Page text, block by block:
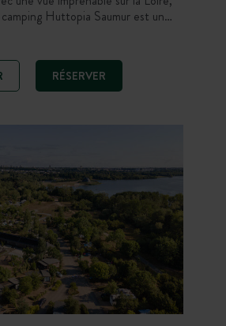
Huttopia Saumur est un
et patrimoine, profitez d’un
alliant détente et découverte
un cadre exceptionnel.
RÉSERVER